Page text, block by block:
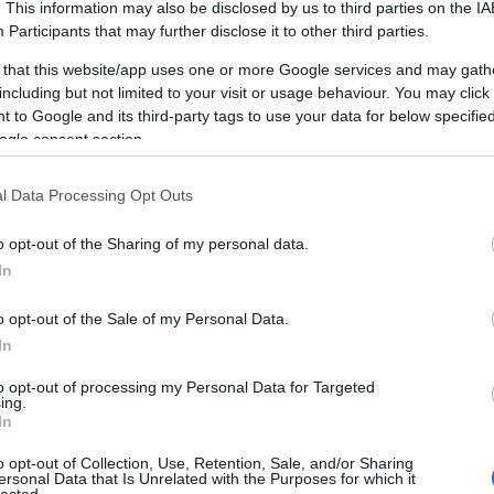
This information may also be disclosed by us to third parties on the
Participants that may further disclose it to other third parties.
that this website/app uses one or more Google services and may
but not limited to your visit or usage behaviour. You may
to Google and its third-party tags to use your data for below
consent section.
Data Processing Opt Outs
opt-out of the Sharing of my personal data.
opt-out of the Sale of my Personal Data.
opt-out of processing my Personal Data for Targeted
opt-out of Collection, Use, Retention, Sale, and/or Sharing
Data that Is Unrelated with the Purposes for which it
)
fantaszta, tájékozatlan, ért... 2025.04.06. 13:21)
csilla vargáné:eSZÁZALÉKOLTAK, 47% tüdö
sziv -cukor csipöizületi kopás ..tüzelöre
szeretnék segitséget kérni .......(2025.02.28.
16:28)Az ember, mint isteni csoda
agyú rasszisták nem is tudják, hogy lélekben mit
veszítenek" ...